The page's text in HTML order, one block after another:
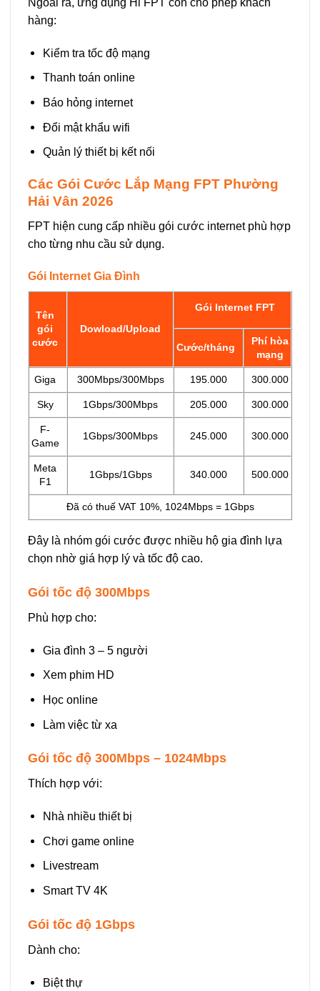
Ngoài ra, ứng dụng Hi FPT còn cho phép khách
hàng:
Kiểm tra tốc độ mạng
Thanh toán online
Báo hỏng internet
Đổi mật khẩu wifi
Quản lý thiết bị kết nối
Các Gói Cước Lắp Mạng FPT Phường
Hải Vân 2026
FPT hiện cung cấp nhiều gói cước internet phù hợp
cho từng nhu cầu sử dụng.
Gói Internet Gia Đình
Tên
gói
cước
Dowload/Upload
Gói Internet FPT
Cước/tháng
Phí hòa
mạng
Giga 300Mbps/300Mbps 195.000 300.000
Sky 1Gbps/300Mbps 205.000 300.000
F-
Game
1Gbps/300Mbps 245.000 300.000
Meta
F1
1Gbps/1Gbps 340.000 500.000
Đã có thuế VAT 10%, 1024Mbps = 1Gbps
Đây là nhóm gói cước được nhiều hộ gia đình lựa
chọn nhờ giá hợp lý và tốc độ cao.
Gói tốc độ 300Mbps
Phù hợp cho:
Gia đình 3 – 5 người
Xem phim HD
Học online
Làm việc từ xa
Gói tốc độ 300Mbps – 1024Mbps
Thích hợp với:
Nhà nhiều thiết bị
Chơi game online
Livestream
Smart TV 4K
Gói tốc độ 1Gbps
Dành cho:
Biệt thự